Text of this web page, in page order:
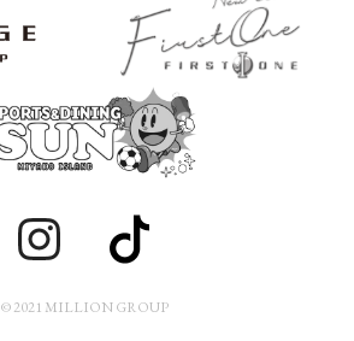
© 2021 MILLION GROUP